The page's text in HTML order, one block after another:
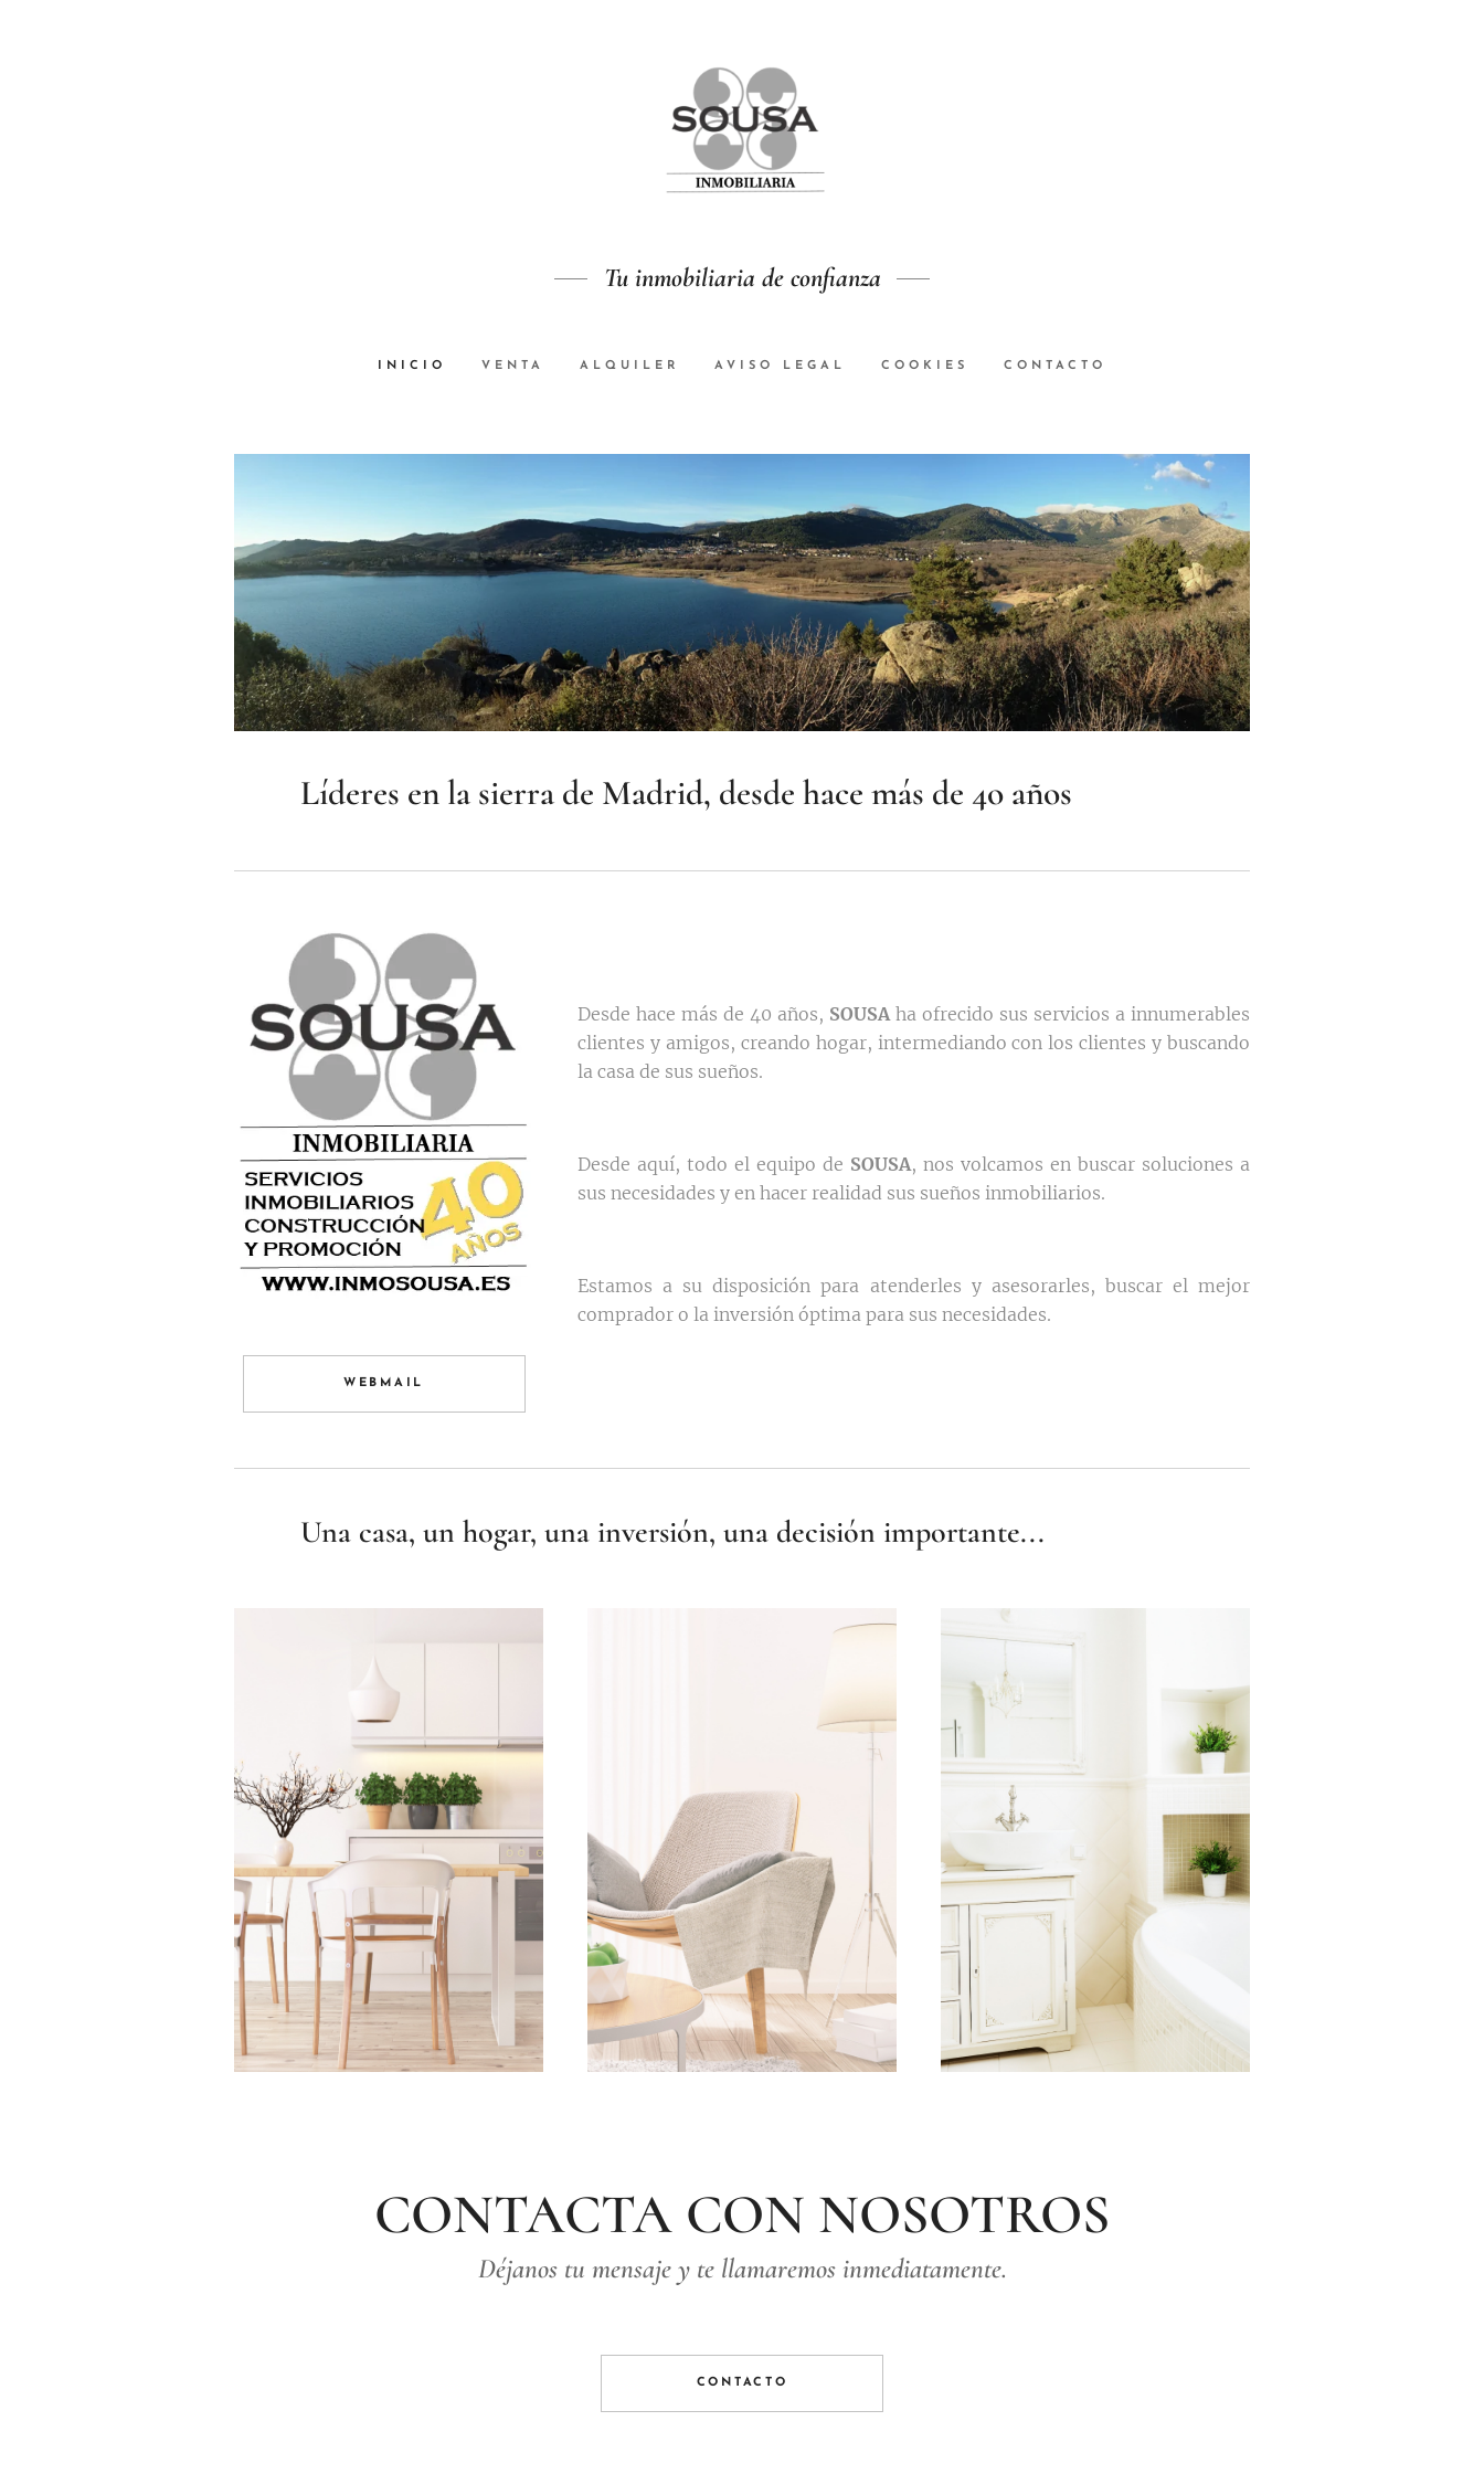
Tu inmobiliaria de confianza
INICIO VENTA ALQUILER AVISO LEGAL COOKIES CONTACTO
Líderes en la sierra de Madrid, desde hace más de 4o años
WEBMAIL
Desde hace más de 40 años, SOUSA ha ofrecido sus servicios a innumerables
clientes y amigos, creando hogar, intermediando con los clientes y buscando
la casa de sus sueños.
Desde aquí, todo el equipo de SOUSA, nos volcamos en buscar soluciones a
sus necesidades y en hacer realidad sus sueños inmobiliarios.
Estamos a su disposición para atenderles y asesorarles, buscar el mejor
comprador o la inversión óptima para sus necesidades.
Una casa, un hogar, una inversión, una decisión importante...
CONTACTA CON NOSOTROS
Déjanos tu mensaje y te llamaremos inmediatamente.
CONTACTO